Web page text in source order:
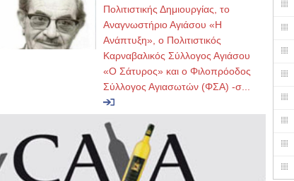
Πολιτιστικής Δημιουργίας, το
Αναγνωστήριο Αγιάσου «Η
Ανάπτυξη», ο Πολιτιστικός
Καρναβαλικός Σύλλογος Αγιάσου
«Ο Σάτυρος» και ο Φιλοπρόοδος
Σύλλογος Αγιασωτών (ΦΣΑ) -σ...